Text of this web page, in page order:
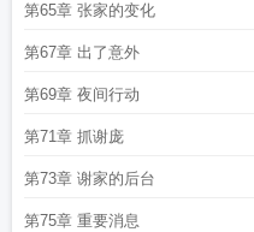
第65章 张家的变化
第67章 出了意外
第69章 夜间行动
第71章 抓谢庞
第73章 谢家的后台
第75章 重要消息